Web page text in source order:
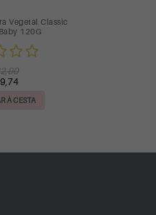
Vegetal Classic
120G
À CESTA